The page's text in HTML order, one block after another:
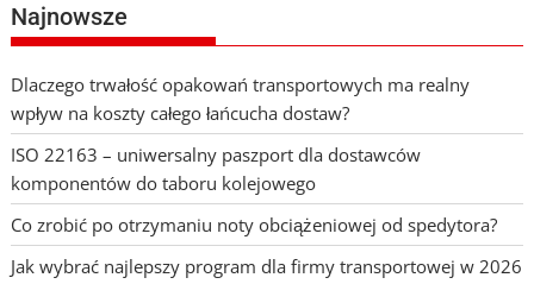
Najnowsze
Dlaczego trwałość opakowań transportowych ma realny
wpływ na koszty całego łańcucha dostaw?
ISO 22163 – uniwersalny paszport dla dostawców
komponentów do taboru kolejowego
Co zrobić po otrzymaniu noty obciążeniowej od spedytora?
Jak wybrać najlepszy program dla firmy transportowej w 2026